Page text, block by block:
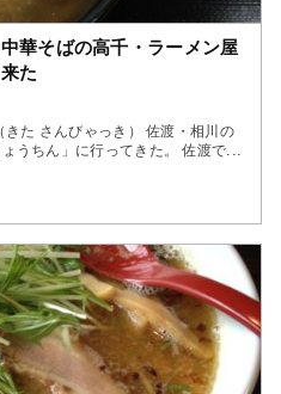
華そばの高千・ラーメン屋
た
た さんびゃっき） 佐渡・相川の
うちん」に行ってきた。 佐渡で...